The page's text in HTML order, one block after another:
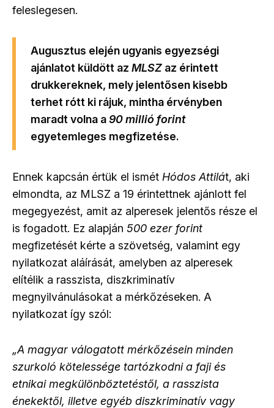
feleslegesen.
Augusztus elején ugyanis egyezségi
ajánlatot küldött az MLSZ az érintett
drukkereknek, mely jelentősen kisebb
terhet rótt ki rájuk, mintha érvényben
maradt volna a90 millió forint
egyetemleges megfizetése.
Ennek kapcsán értük el ismét Hódos Attilát, aki
elmondta, az MLSZ a 19 érintettnek ajánlott fel
megegyezést, amit az alperesek jelentős része el
is fogadott. Ez alapján 500 ezer forint
megfizetését kérte a szövetség, valamint egy
nyilatkozat aláírását, amelyben az alperesek
elítélik a rasszista, diszkriminatív
megnyilvánulásokat a mérkőzéseken. A
nyilatkozat így szól:
„A magyar válogatott mérkőzésein minden
szurkoló kötelessége tartózkodni a faji és
etnikai megkülönböztetéstől, a rasszista
énekektől, illetve egyéb diszkriminatív vagy